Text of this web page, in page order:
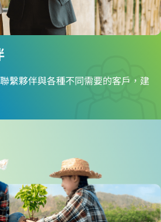
繫夥伴與各種不同需要的客戶，建